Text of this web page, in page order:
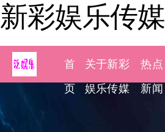
新彩娱乐传媒
首
页
关于新彩
娱乐传媒
热点
新闻